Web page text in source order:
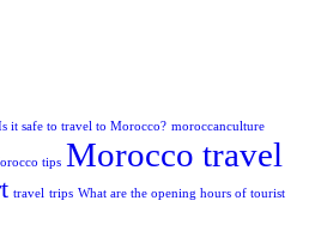
it safe to travel to Morocco? moroccanculture
tips Morocco travel
travel trips What are the opening hours of tourist